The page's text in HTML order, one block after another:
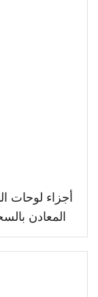
أجزاء لوحات
المعادن